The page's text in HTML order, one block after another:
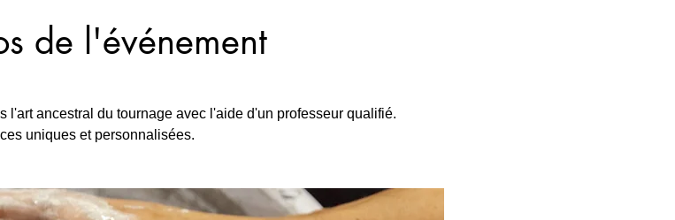
de l'événement
l'art ancestral du tournage avec l'aide d'un professeur qualifié.
uniques et personnalisées.